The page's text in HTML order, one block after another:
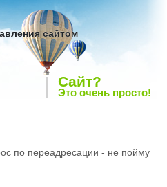
сайтом
Сайт?
Это очень просто!
по переадресации - не пойму